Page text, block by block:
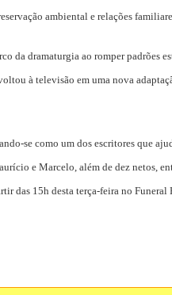
ambiental e relações
da dramaturgia ao romper padrões
à televisão em uma nova
se como um dos escritores que
e Marcelo, além de dez netos,
das 15h desta terça-feira no Funeral